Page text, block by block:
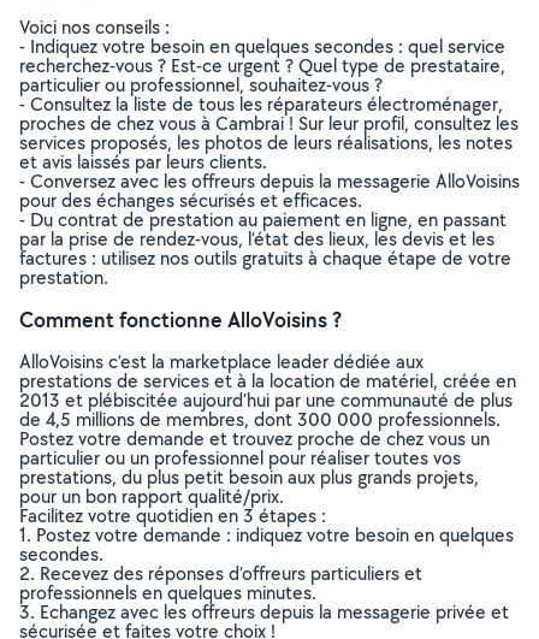
Voici nos conseils :
- Indiquez votre besoin en quelques secondes : quel service
recherchez-vous ? Est-ce urgent ? Quel type de prestataire,
particulier ou professionnel, souhaitez-vous ?
- Consultez la liste de tous les réparateurs électroménager,
proches de chez vous à Cambrai ! Sur leur profil, consultez les
services proposés, les photos de leurs réalisations, les notes
et avis laissés par leurs clients.
- Conversez avec les offreurs depuis la messagerie AlloVoisins
pour des échanges sécurisés et efficaces.
- Du contrat de prestation au paiement en ligne, en passant
par la prise de rendez-vous, l’état des lieux, les devis et les
factures : utilisez nos outils gratuits à chaque étape de votre
prestation.
Comment fonctionne AlloVoisins ?
AlloVoisins c’est la marketplace leader dédiée aux
prestations de services et à la location de matériel, créée en
2013 et plébiscitée aujourd’hui par une communauté de plus
de 4,5 millions de membres, dont 300 000 professionnels.
Postez votre demande et trouvez proche de chez vous un
particulier ou un professionnel pour réaliser toutes vos
prestations, du plus petit besoin aux plus grands projets,
pour un bon rapport qualité/prix.
Facilitez votre quotidien en 3 étapes :
1. Postez votre demande : indiquez votre besoin en quelques
secondes.
2. Recevez des réponses d’offreurs particuliers et
professionnels en quelques minutes.
3. Echangez avec les offreurs depuis la messagerie privée et
sécurisée et faites votre choix !